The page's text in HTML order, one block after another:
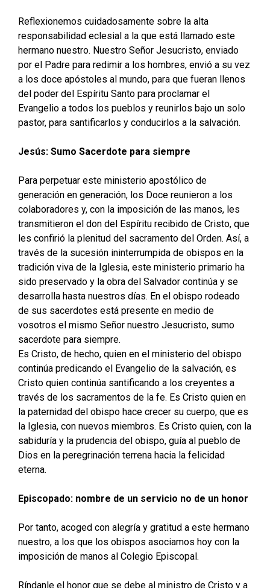
Reflexionemos cuidadosamente sobre la alta
responsabilidad eclesial a la que está llamado este
hermano nuestro. Nuestro Señor Jesucristo, enviado
por el Padre para redimir a los hombres, envió a su vez
a los doce apóstoles al mundo, para que fueran llenos
del poder del Espíritu Santo para proclamar el
Evangelio a todos los pueblos y reunirlos bajo un solo
pastor, para santificarlos y conducirlos a la salvación.
Jesús: Sumo Sacerdote para siempre
Para perpetuar este ministerio apostólico de
generación en generación, los Doce reunieron a los
colaboradores y, con la imposición de las manos, les
transmitieron el don del Espíritu recibido de Cristo, que
les confirió la plenitud del sacramento del Orden. Así, a
través de la sucesión ininterrumpida de obispos en la
tradición viva de la Iglesia, este ministerio primario ha
sido preservado y la obra del Salvador continúa y se
desarrolla hasta nuestros días. En el obispo rodeado
de sus sacerdotes está presente en medio de
vosotros el mismo Señor nuestro Jesucristo, sumo
sacerdote para siempre.
Es Cristo, de hecho, quien en el ministerio del obispo
continúa predicando el Evangelio de la salvación, es
Cristo quien continúa santificando a los creyentes a
través de los sacramentos de la fe. Es Cristo quien en
la paternidad del obispo hace crecer su cuerpo, que es
la Iglesia, con nuevos miembros. Es Cristo quien, con la
sabiduría y la prudencia del obispo, guía al pueblo de
Dios en la peregrinación terrena hacia la felicidad
eterna.
Episcopado: nombre de un servicio no de un honor
Por tanto, acoged con alegría y gratitud a este hermano
nuestro, a los que los obispos asociamos hoy con la
imposición de manos al Colegio Episcopal.
Ríndanle el honor que se debe al ministro de Cristo y a